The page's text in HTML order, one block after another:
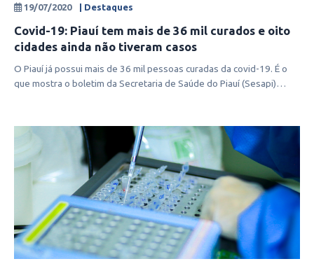
19/07/2020 | Destaques
Covid-19: Piauí tem mais de 36 mil curados e oito
cidades ainda não tiveram casos
O Piauí já possui mais de 36 mil pessoas curadas da covid-19. É o
que mostra o boletim da Secretaria de Saúde do Piauí (Sesapi)